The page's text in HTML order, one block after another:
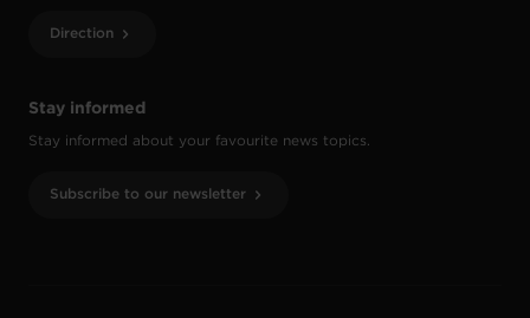
Stay informed
Stay informed about your favourite news topics.
Subscribe to our newsletter
Direction